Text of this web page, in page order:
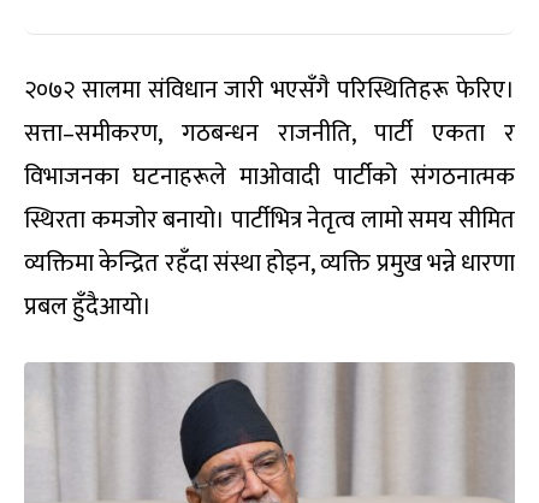
२०७२ सालमा संविधान जारी भएसँगै परिस्थितिहरू फेरिए।
सत्ता–समीकरण, गठबन्धन राजनीति,पार्टी एकता र
विभाजनका घटनाहरूले माओवादी पार्टीको संगठनात्मक
स्थिरता कमजोर बनायो। पार्टीभित्र नेतृत्व लामो समय सीमित
व्यक्तिमा केन्द्रित रहँदा संस्था होइन,व्यक्ति प्रमुख भन्ने धारणा
प्रबल हुँदैआयो।